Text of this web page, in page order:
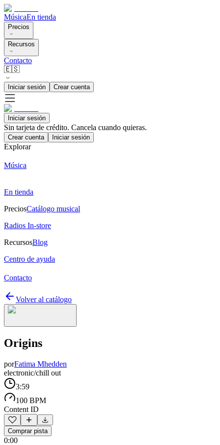
MúsicaEn tienda
Precios
Recursos
Contacto
🇪🇸
Iniciar sesión Crear cuenta
Iniciar sesión
Sin tarjeta de crédito. Cancela cuando quieras.
Crear cuenta Iniciar sesión
Explorar
Música
En tienda
PreciosCatálogo musical
Radios In-store
RecursosBlog
Centro de ayuda
Contacto
Volver al catálogo
Origins
porFatima Mhedden
electronic/chill out
3:59
100 BPM
Content ID
Comprar pista
0:00